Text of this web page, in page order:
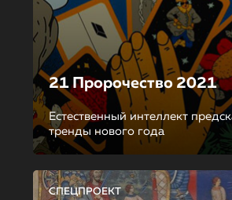
21 Пророчество 2021
Естественный интеллект
тренды нового года
СПЕЦПРОЕКТ